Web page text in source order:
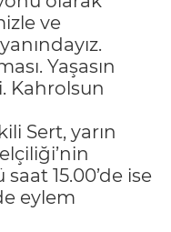
ve
Yaşasın
Kahrolsun
Sert, yarın
15.00’de ise
eylem